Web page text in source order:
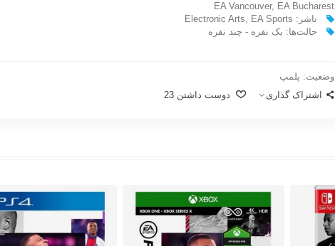
EA Vancouver, EA Bucharest
ناشر: Electronic Arts, EA Sports
حالت‌ها: یک نفره - چند نفره
وضعیت: پلمپ
اشتراک گذاری
دوست داشتن 23